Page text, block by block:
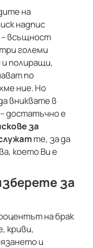
на
надпис
– всъщност
големи
полиращи,
по
ние. Но
вниквате в
достатъчно е
за
те, за да
което Ви е
за
на брак
криви,
и